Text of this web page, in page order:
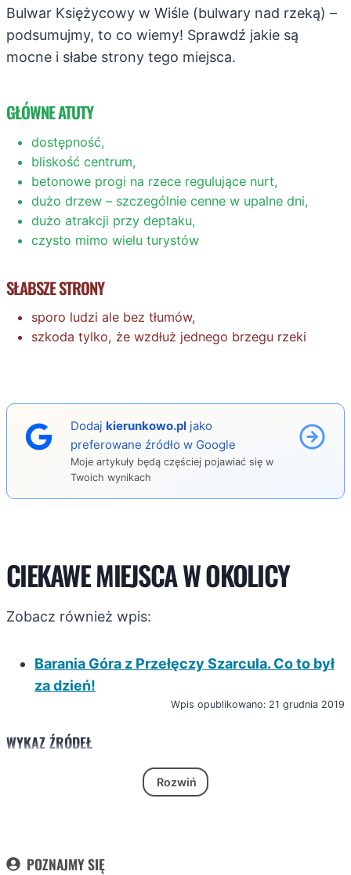
Bulwar Księżycowy w Wiśle (bulwary nad rzeką) –
podsumujmy, to co wiemy! Sprawdź jakie są
mocne i słabe strony tego miejsca.
GŁÓWNE ATUTY
dostępność,
bliskość centrum,
betonowe progi na rzece regulujące nurt,
dużo drzew – szczególnie cenne w upalne dni,
dużo atrakcji przy deptaku,
czysto mimo wielu turystów
SŁABSZE STRONY
sporo ludzi ale bez tłumów,
szkoda tylko, że wzdłuż jednego brzegu rzeki
Dodajkierunkowo.pl jako
preferowane źródło w Google
Moje artykuły będą częściej pojawiać się w
Twoich wynikach
CIEKAWE MIEJSCA W OKOLICY
Zobacz również wpis:
Barania Góra z Przełęczy Szarcula. Co to był
za dzień!
Wpis opublikowano: 21 grudnia 2019
WYKAZ ŹRÓDEŁ
Rozwiń
POZNAJMY SIĘ